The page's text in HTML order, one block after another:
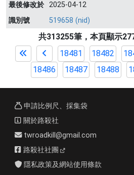
最後修改於 2025-04-12
識別號
519658 (nid)
共313255筆，本頁顯示
18481
18482
18486
18487 18488
申請比例尺、採集袋
關於路殺社
twroadkill@gmail.com
路殺社社團
隱私政策及網站使用條款